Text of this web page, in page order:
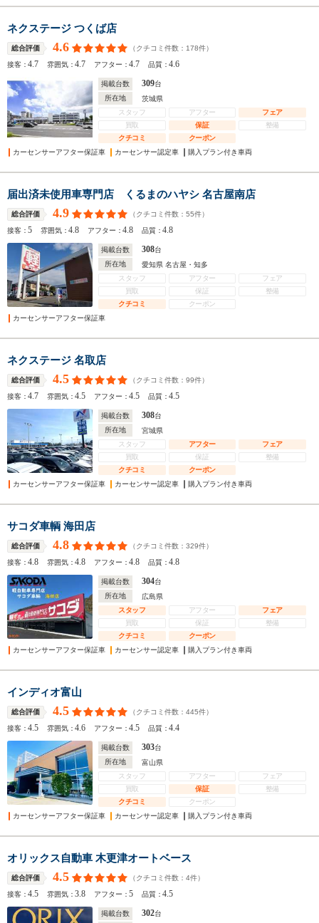
ネクステージ つくば店
総合評価 4.6 （クチコミ件数： 178件）
接客：4.7 雰囲気：4.7 アフター：4.7 品質：4.6
掲載台数 309台
所在地
茨城県
スタッフ
アフター
フェア
買取
保証
整備
クチコミ
クーポン
カーセンサーアフター保証車
カーセンサー認定車 購入プラン付き車両
届出済未使用車専門店 くるまのハヤシ 名古屋南店
総合評価 4.9 （クチコミ件数： 55件）
接客：5 雰囲気：4.8 アフター：4.8 品質：4.8
掲載台数 308台
所在地
愛知県 名古屋・知多
スタッフ
アフター
フェア
買取
保証
整備
クチコミ
クーポン
カーセンサーアフター保証車
ネクステージ 名取店
総合評価 4.5 （クチコミ件数： 99件）
接客：4.7 雰囲気：4.5 アフター：4.5 品質：4.5
掲載台数 308台
所在地
宮城県
スタッフ
アフター
フェア
買取
保証
整備
クチコミ
クーポン
カーセンサーアフター保証車
カーセンサー認定車 購入プラン付き車両
サコダ車輌 海田店
総合評価 4.8 （クチコミ件数： 329件）
接客：4.8 雰囲気：4.8 アフター：4.8 品質：4.8
掲載台数 304台
所在地
広島県
スタッフ
アフター
フェア
買取
保証
整備
クチコミ
クーポン
カーセンサーアフター保証車
カーセンサー認定車 購入プラン付き車両
インディオ富山
総合評価 4.5 （クチコミ件数： 445件）
接客：4.5 雰囲気：4.6 アフター：4.5 品質：4.4
掲載台数 303台
所在地
富山県
スタッフ
アフター
フェア
買取
保証
整備
クチコミ
クーポン
カーセンサーアフター保証車
カーセンサー認定車 購入プラン付き車両
オリックス自動車 木更津オートベース
総合評価 4.5 （クチコミ件数： 4件）
接客：4.5 雰囲気：3.8 アフター：5 品質：4.5
掲載台数 302台